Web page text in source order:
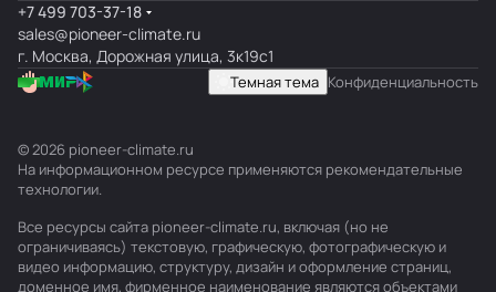
+7 499 703-37-18
sales@pioneer-climate.ru
г. Москва, Дорожная улица, 3к19с1
Темная тема Конфиденциальность
© 2026 pioneer-climate.ru
На информационном ресурсе применяются рекомендательные
технологии.
Все ресурсы сайта pioneer-climate.ru, включая (но не
ограничиваясь) текстовую, графическую, фотографическую и
видео информацию, структуру, дизайн и оформление страниц,
доменное имя, фирменное наименование являются объектами